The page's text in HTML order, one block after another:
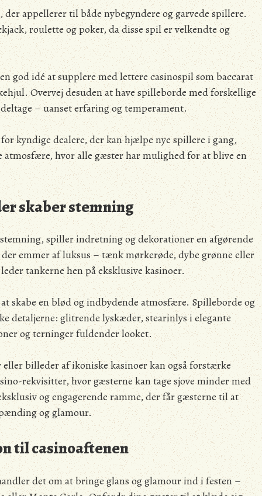
appellerer til både nybegyndere og garvede spillere.
roulette og poker, da disse spil er velkendte og
god idé at supplere med lettere casinospil som baccarat
Overvej desuden at have spilleborde med forskellige
– uanset erfaring og temperament.
kyndige dealere, der kan hjælpe nye spillere i gang,
hvor alle gæster har mulighed for at blive en
skaber stemning
spiller indretning og dekorationer en afgørende
emmer af luksus – tænk mørkerøde, dybe grønne eller
tankerne hen på eksklusive kasinoer.
skabe en blød og indbydende atmosfære. Spilleborde og
detaljerne: glitrende lyskæder, stearinlys i elegante
og terninger fuldender looket.
billeder af ikoniske kasinoer kan også forstærke
rekvisitter, hvor gæsterne kan tage sjove minder med
og engagerende ramme, der får gæsterne til at
og glamour.
til casinoaftenen
det om at bringe glans og glamour ind i festen –